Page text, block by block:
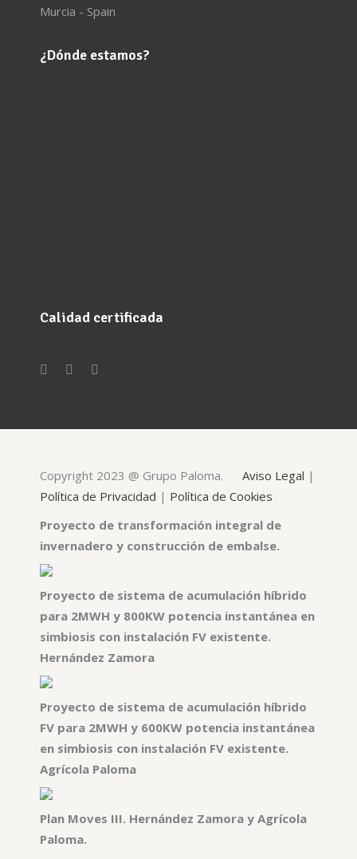
Murcia - Spain
¿Dónde estamos?
Calidad certificada
Copyright 2023 @ Grupo Paloma. Aviso Legal |
Política de Privacidad | Política de Cookies
Proyecto de transformación integral de
invernadero y construcción de embalse.
Proyecto de sistema de acumulación híbrido
para 2MWH y 800KW potencia instantánea en
simbiosis con instalación FV existente.
Hernández Zamora
Proyecto de sistema de acumulación híbrido
FV para 2MWH y 600KW potencia instantánea
en simbiosis con instalación FV existente.
Agrícola Paloma
Plan Moves III. Hernández Zamora y Agrícola
Paloma.